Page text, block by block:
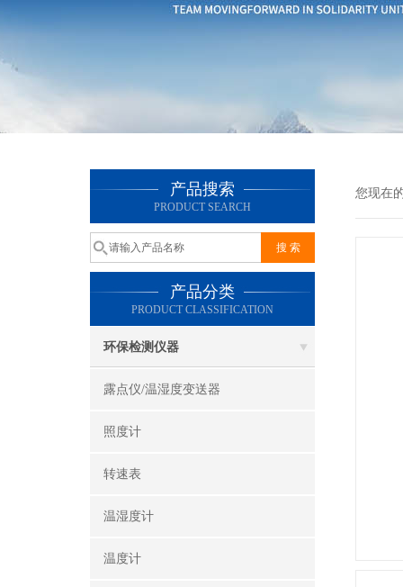
产品搜索
PRODUCT SEARCH
产品分类
PRODUCT CLASSIFICATION
环保检测仪器
露点仪/温湿度变送器
照度计
转速表
温湿度计
温度计
您现在